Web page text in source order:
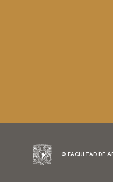
© FACULTAD DE